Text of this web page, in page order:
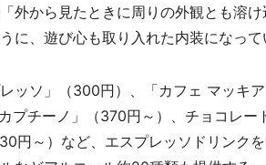
外から見たときに周りの外観とも溶
に、遊び心も取り入れた内装になって
ッソ」（300円）、「カフェ マッキ
プチーノ」（370円～）、チョコレー
円～）など、エスプレッソドリンク